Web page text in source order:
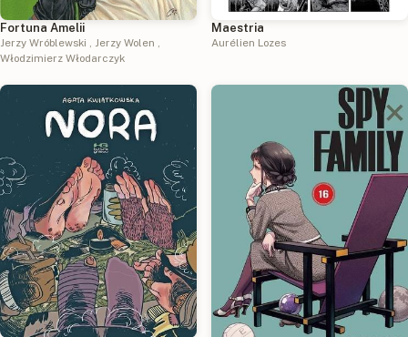
Fortuna Amelii
Jerzy Wróblewski , Jerzy Wolen ,
Włodzimierz Włodarczyk
Maestria
Aurélien Lozes